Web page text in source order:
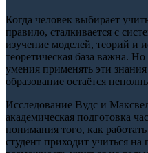
Когда человек выбирает
правило, сталкивается с
изучение моделей, теорий и
теоретическая база важна.
умения применять эти
образование остаётся
Исследование Вудс и
академическая подготовка
понимания того, как
студент приходит учиться